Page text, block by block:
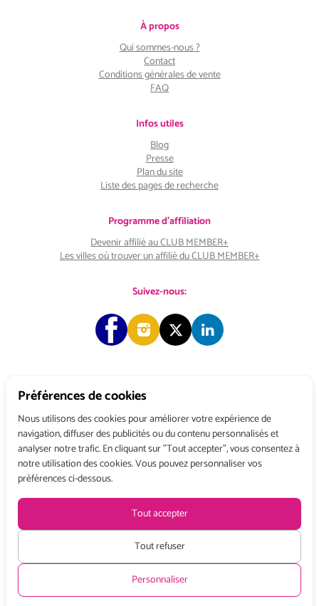
Préférences de cookies
Nous utilisons des cookies pour améliorer votre expérience de
navigation, diffuser des publicités ou du contenu personnalisés et
analyser notre trafic. En cliquant sur "Tout accepter", vous consentez à
notre utilisation des cookies. Vous pouvez personnaliser vos
préférences ci-dessous.
Tout accepter
Tout refuser
Personnaliser
Tarifs HT à partir de :
Demi Journée:
89 €
Journée:
178 €
À propos
Qui sommes-nous ?
Contact
Conditions générales de vente
FAQ
Infos utiles
Blog
Presse
Plan du site
Liste des pages de recherche
Programme d'affiliation
Devenir affilié au CLUB MEMBER+
Les villes où trouver un affilié du CLUB MEMBER+
Suivez-nous:
Copyright © 2026 Choose & Work. Tous droits réservés.
Tél: +33 (0) 1 80 522 522
Belgique : 156, avenue de Floréal – 1180 BRUXELLES
Conditions générales de ventePolitique de confidentialitéMentions légales
Recevez toute l’actualité de Choose and Worken vous abonnant à
S’INSCRIRE